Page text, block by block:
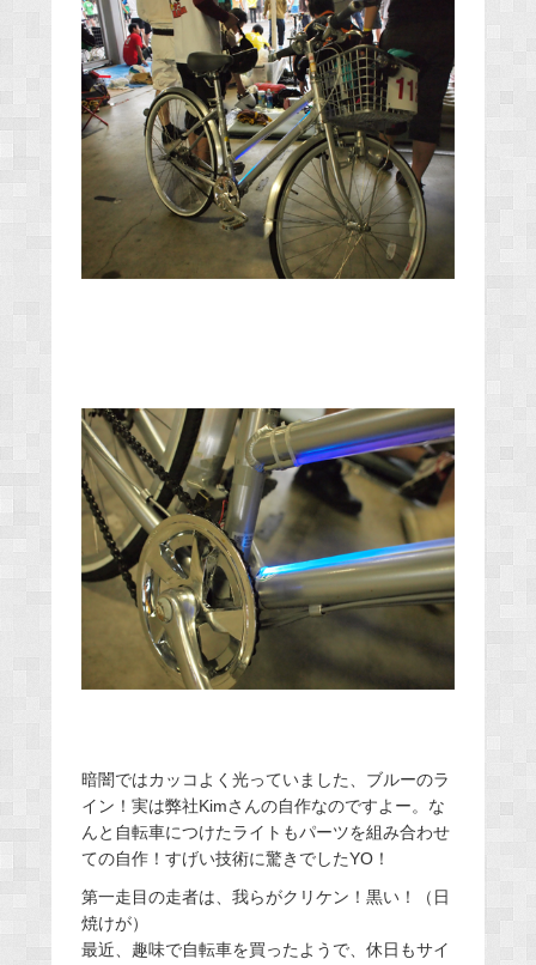
暗闇ではカッコよく光っていました、ブルーのラ
イン！実は弊社Kimさんの自作なのですよー。な
んと自転車につけたライトもパーツを組み合わせ
ての自作！すげい技術に驚きでしたYO！
第一走目の走者は、我らがクリケン！黒い！（日
焼けが）
最近、趣味で自転車を買ったようで、休日もサイ